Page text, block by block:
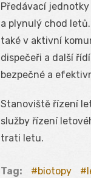
Předávací
a plynulý chod
také v aktivní
dispečeři a další
bezpečné a
Stanoviště řízení
služby řízení
trati letu.
Tag: biotopy